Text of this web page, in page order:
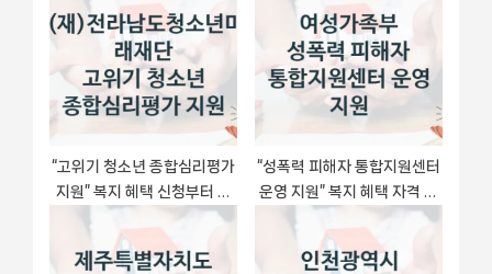
o
s
t
:
t
:
“고위기 청소년 종합심리평가
지원” 복지 혜택 신청부터 지
급까지 – (재)전라남도청소년
미래재단 지원 정책
“성폭력 피해자 통합지원센터
운영 지원” 복지 혜택 자격 심
사 및 접수 일정 – 여성가족부
지원 정책